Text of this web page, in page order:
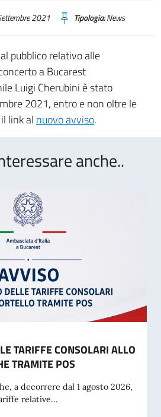
2021 Tipologia:News
pubblico relativo alle
a Bucarest
Luigi Cherubini è stato
2021, entro e non oltre le
link al nuovo avviso.
anche..
TARIFFE CONSOLARI ALLO
TRAMITE POS
a decorrere dal 1 agosto 2026,
relative...